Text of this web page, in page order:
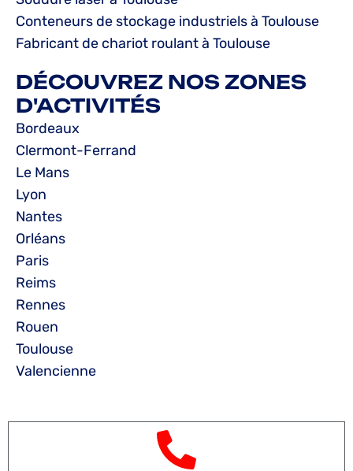
Conteneurs de stockage industriels à Toulouse
Fabricant de chariot roulant à Toulouse
DÉCOUVREZ NOS ZONES
D'ACTIVITÉS
Bordeaux
Clermont-Ferrand
Le Mans
Lyon
Nantes
Orléans
Paris
Reims
Rennes
Rouen
Toulouse
Valencienne